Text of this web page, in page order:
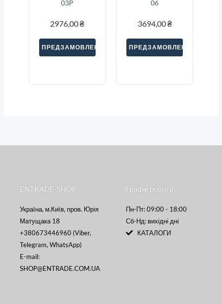
03P
2976,00₴
ПРЕДЗАМОВЛЕННЯ
06
3694,00₴
ПРЕДЗАМОВЛЕННЯ
ENTRADE-SHOP
Україна, м.Київ, пров. Юрія
Матущака 18
+380673446960 (Viber,
Telegram, WhatsApp)
E-mail:
SHOP@ENTRADE.COM.UA
Графік роботи
Пн-Пт: 09:00 - 18:00
Сб-Нд: вихідні дні
КАТАЛОГИ